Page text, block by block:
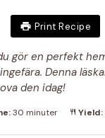
Print Recipe
gör en perfekt
Denna
den idag!
30 minuter Yield: